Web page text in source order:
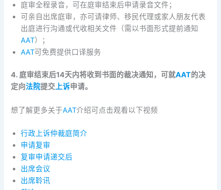
庭审全程录音，可在庭审结束后申请录音文件；
可亲自出席庭审，亦可请律师、移民代理或家人朋友代表
出庭进行沟通或代收相关文件（需以书面形式提前通知
AAT）；
AAT可免费提供口译服务
4. 庭审结束后14天内将收到书面的裁决通知，可就AAT的决
定向法院提交上诉申请。
想了解更多关于AAT介绍可点击观看以下视频
行政上诉仲裁庭简介
申请复审
复审申请递交后
出席会议
出席聆讯